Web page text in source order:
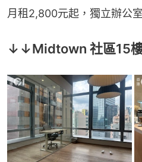
月租2,800元起，獨立辦公
↓↓Midtown 社區15